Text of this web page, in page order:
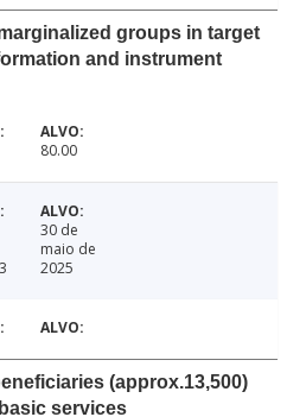
groups in target
and instrument
80.00
30 de
maio de
2025
(approx.13,500)
services